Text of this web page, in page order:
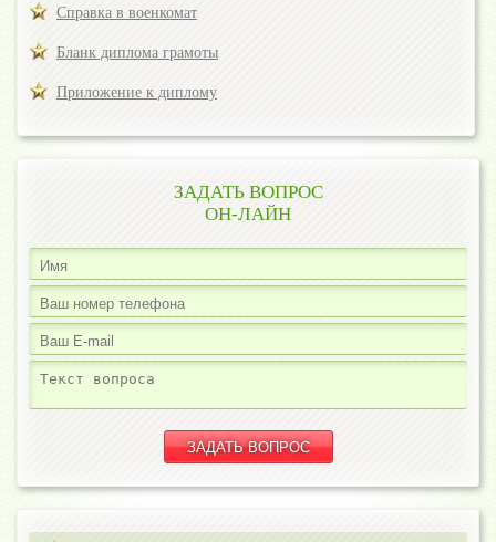
Справка в военкомат
Бланк диплома грамоты
Приложение к диплому
ЗАДАТЬ ВОПРОС
ОН-ЛАЙН